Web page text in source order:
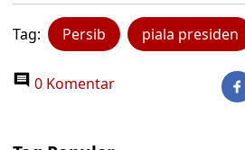
Tag: Persib piala presiden
0 Komentar